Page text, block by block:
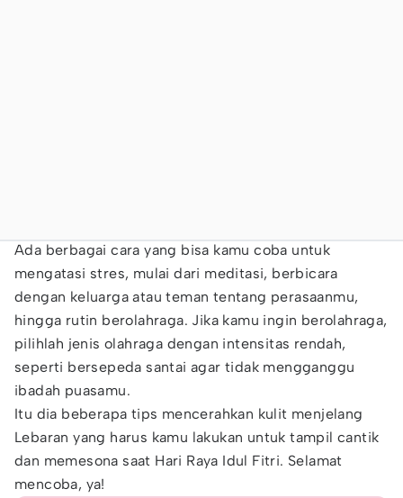
Ada berbagai cara yang bisa kamu coba untuk
mengatasi stres, mulai dari meditasi, berbicara
dengan keluarga atau teman tentang perasaanmu,
hingga rutin berolahraga. Jika kamu ingin berolahraga,
pilihlah jenis olahraga dengan intensitas rendah,
seperti bersepeda santai agar tidak mengganggu
ibadah puasamu.
Itu dia beberapa tips mencerahkan kulit menjelang
Lebaran yang harus kamu lakukan untuk tampil cantik
dan memesona saat Hari Raya Idul Fitri. Selamat
mencoba, ya!